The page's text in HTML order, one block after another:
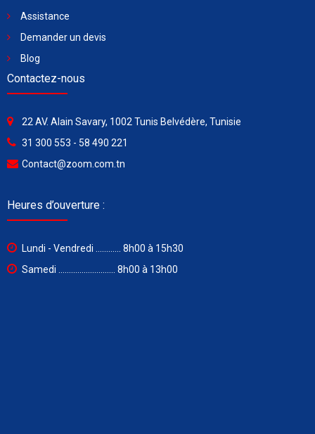
Assistance
Demander un devis
Blog
Contactez-nous
22 AV. Alain Savary, 1002 Tunis Belvédère, Tunisie
31 300 553 - 58 490 221
Contact@zoom.com.tn
Heures d’ouverture :
Lundi - Vendredi ............ 8h00 à 15h30
Samedi ........................... 8h00 à 13h00